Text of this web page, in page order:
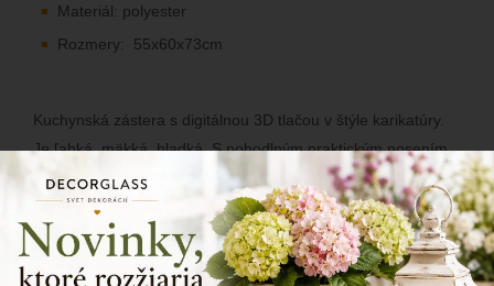
Materiál: polyester
Rozmery: 55x60x73cm
Kuchynská zástera s digitálnou 3D tlačou v štýle karikatúry.
Je ľahká, mäkká, hladká. S pohodlným praktickým nosením.
Vytvára zábavnú, zaujímavú a kreatívnu postavu. Ideálne pre
varenie, grilovanie, servírovanie a párty.